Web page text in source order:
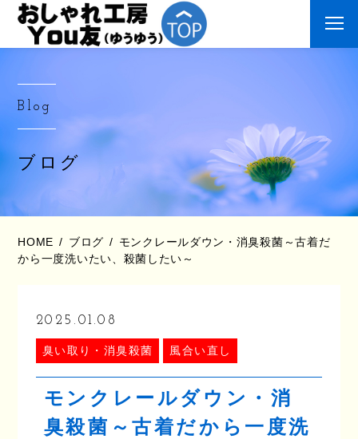
Blog
ブログ
HOME ブログ
モンクレールダウン・消臭殺菌～古着だ
から一度洗いたい、殺菌したい～
2025.01.08
臭い取り・消臭殺菌 風合い直し
モンクレールダウン・消
臭殺菌～古着だから一度洗